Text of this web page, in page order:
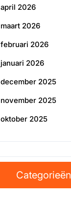
april 2026
maart 2026
februari 2026
januari 2026
december 2025
november 2025
oktober 2025
Categorieën